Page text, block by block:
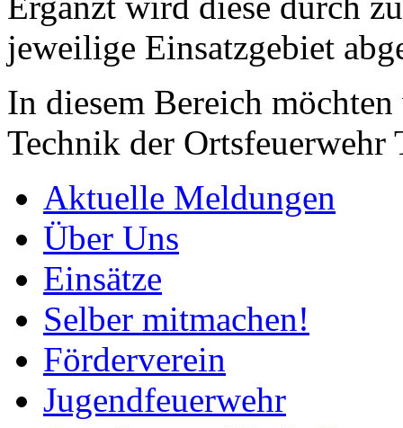
jeweilige Einsatzgebiet
In diesem Bereich
Technik der Ortsfeuerwehr
Aktuelle Meldungen
Über Uns
Einsätze
Selber mitmachen!
Förderverein
Jugendfeuerwehr